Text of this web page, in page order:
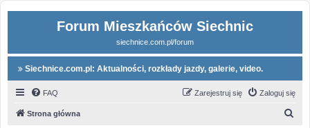
Forum Mieszkańców Siechnic
siechnice.com.pl/forum
Siechnice.com.pl: Aktualności, rozkłady jazdy, galerie, video.
FAQ Zaloguj się
Zarejestruj się
Strona główna